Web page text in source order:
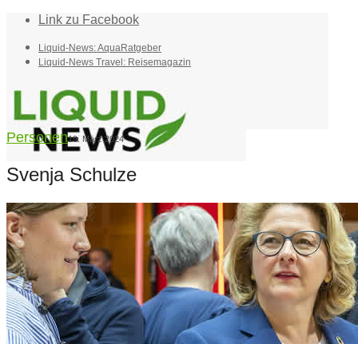
Link zu Facebook
Liquid-News: AquaRatgeber
Liquid-News Travel: Reisemagazin
Home
Suche
Menü Menü
Personen19. März 2024
Svenja Schulze